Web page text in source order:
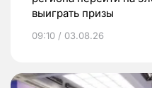
выиграть призы
09:10 / 03.08.26